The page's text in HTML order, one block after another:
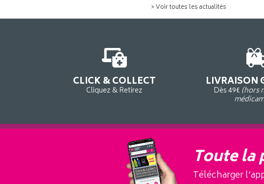
> Voir toutes les actualités
CLICK & COLLECT
Cliquez & Retirez
LIVRAISON
Dès 49€ (hors
Toute la
Télécharger